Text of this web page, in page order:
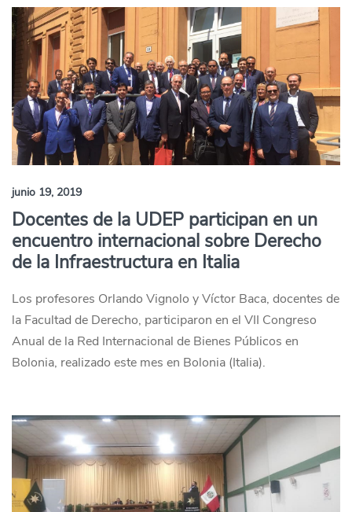
junio 19, 2019
Docentes de la UDEP participan en un
encuentro internacional sobre Derecho
de la Infraestructura en Italia
Los profesores Orlando Vignolo y Víctor Baca, docentes de
la Facultad de Derecho, participaron en el VII Congreso
Anual de la Red Internacional de Bienes Públicos en
Bolonia, realizado este mes en Bolonia (Italia).